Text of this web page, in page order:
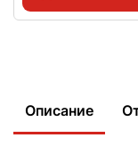
Описание